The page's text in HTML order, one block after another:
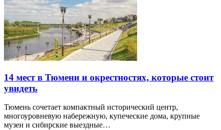
14 мест в Тюмени и окрестностях, которые стоит
увидеть
Тюмень сочетает компактный исторический центр,
многоуровневую набережную, купеческие дома, крупные
музеи и сибирские выездные…